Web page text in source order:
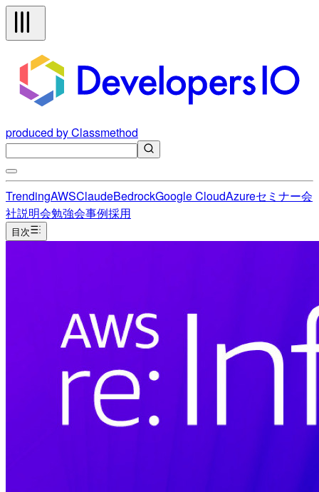
produced by Classmethod
TrendingAWSClaudeBedrockGoogle CloudAzureセミナー会
社説明会勉強会事例採用
目次